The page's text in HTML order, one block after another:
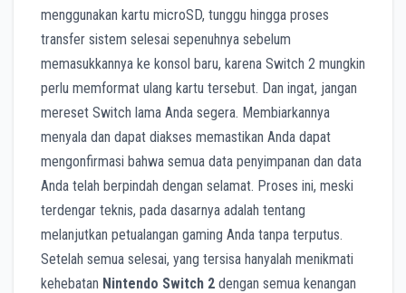
menggunakan kartu microSD, tunggu hingga proses
transfer sistem selesai sepenuhnya sebelum
memasukkannya ke konsol baru, karena Switch 2 mungkin
perlu memformat ulang kartu tersebut. Dan ingat, jangan
mereset Switch lama Anda segera. Membiarkannya
menyala dan dapat diakses memastikan Anda dapat
mengonfirmasi bahwa semua data penyimpanan dan data
Anda telah berpindah dengan selamat. Proses ini, meski
terdengar teknis, pada dasarnya adalah tentang
melanjutkan petualangan gaming Anda tanpa terputus.
Setelah semua selesai, yang tersisa hanyalah menikmati
kehebatan Nintendo Switch 2 dengan semua kenangan